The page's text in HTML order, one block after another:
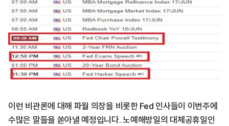
이런 비관론에 대해 파월 의장을 비롯한 Fed 인사들이 이번주에
수많은 말들을 쏟아낼 예정입니다. 노예해방일의 대체공휴일인